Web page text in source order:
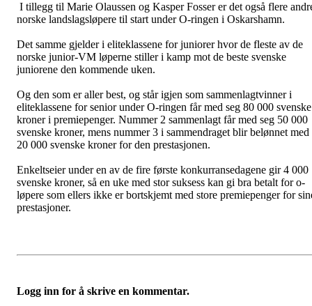
I tillegg til Marie Olaussen og Kasper Fosser er det også flere
norske landslagsløpere til start under O-ringen i Oskarshamn.
Det samme gjelder i eliteklassene for juniorer hvor de fleste av de
norske junior-VM løperne stiller i kamp mot de beste svenske
juniorene den kommende uken.
Og den som er aller best, og står igjen som sammenlagtvinner i
eliteklassene for senior under O-ringen får med seg 80 000 svenske
kroner i premiepenger. Nummer 2 sammenlagt får med seg 50 000
svenske kroner, mens nummer 3 i sammendraget blir belønnet med
20 000 svenske kroner for den prestasjonen.
Enkeltseier under en av de fire første konkurransedagene gir 4 000
svenske kroner, så en uke med stor suksess kan gi bra betalt for o-
løpere som ellers ikke er bortskjemt med store premiepenger for
prestasjoner.
Logg inn for å skrive en kommentar.